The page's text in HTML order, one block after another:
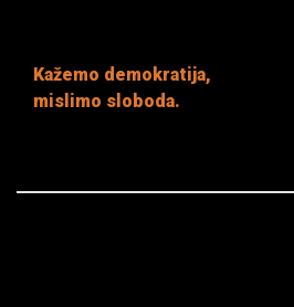
Kažemo demokratija,
mislimo sloboda.